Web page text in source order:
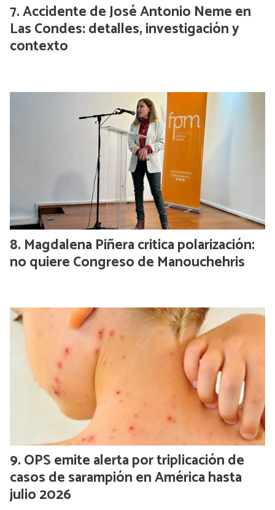
Accidente de José Antonio Neme en
Las Condes: detalles, investigación y
contexto
Magdalena Piñera critica polarización:
no quiere Congreso de Manouchehris
OPS emite alerta por triplicación de
casos de sarampión en América hasta
julio 2026